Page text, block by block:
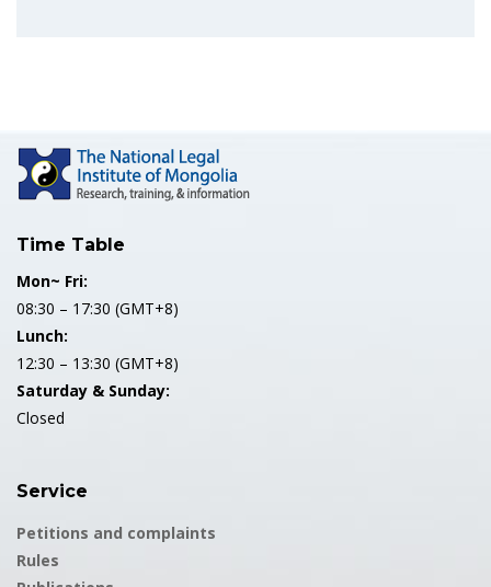
Time Table
Mon~ Fri:
08:30 – 17:30 (GMT+8)
Lunch:
12:30 – 13:30 (GMT+8)
Saturday & Sunday:
Closed
Service
Petitions and complaints
Rules